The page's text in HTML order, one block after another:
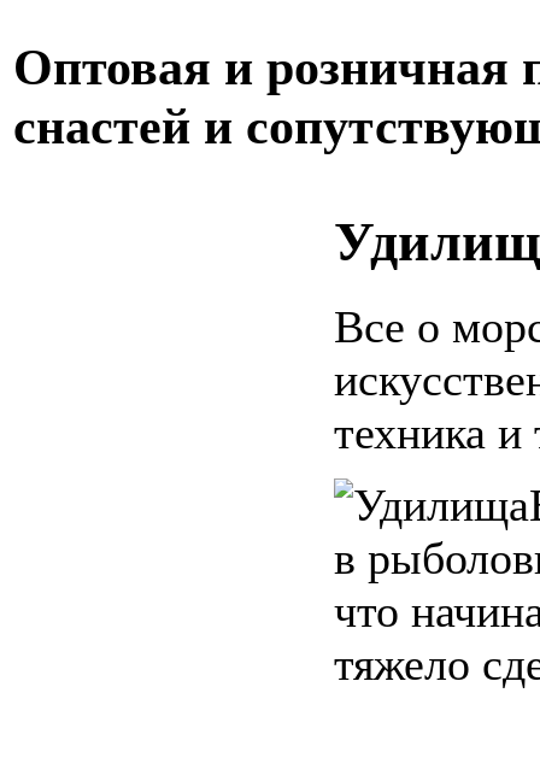
Оптовая и розничная
снастей и
Все о
техника и
в
что
тяжело